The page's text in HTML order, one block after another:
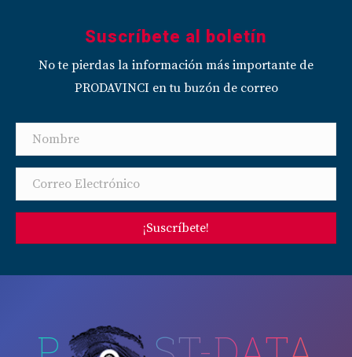
Suscríbete al boletín
No te pierdas la información más importante de
PRODAVINCI en tu buzón de correo
¡Suscríbete!